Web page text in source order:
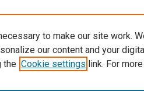
to make our site work.
our content and your
the Cookie settings link. For